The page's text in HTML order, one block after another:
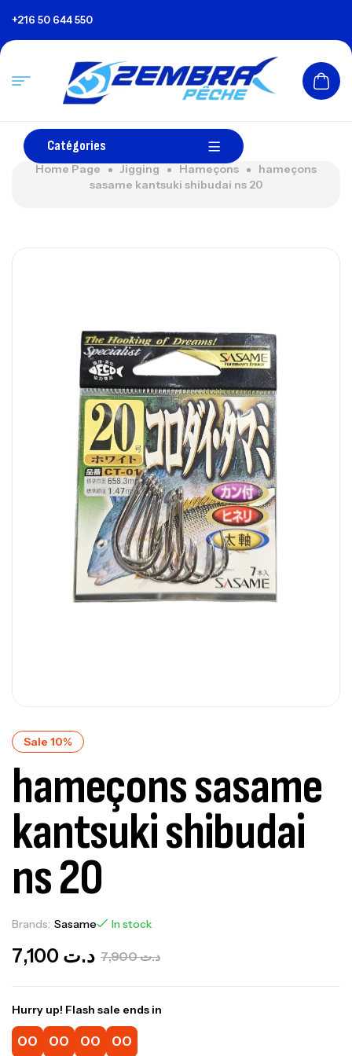
+216 50 644 550
Catégories
Home Page Jigging Hameçons
hameçons
sasame kantsuki shibudai ns 20
Sale 10%
hameçons sasame
kantsuki shibudai
ns 20
Brands: Sasame In stock
د.ت7,900 د.ت
Hurry up! Flash sale ends in
00 00 00 00